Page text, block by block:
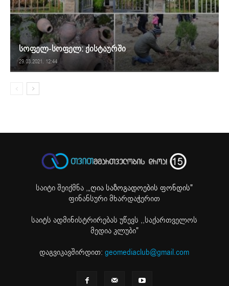
სოფელ-სოფელ: ქისტაურში
29.03.2021. 12:44
საიტი შეიქმნა ,„ღია საზოგადოების ფონდის"
ფინანსური მხარდაჭერით
საიტს ადმინისტრირებას უწევს ,,საქართველოს
მედია კლუბი"
დაგვიკავშირდით:geomediaclub@gmail.com